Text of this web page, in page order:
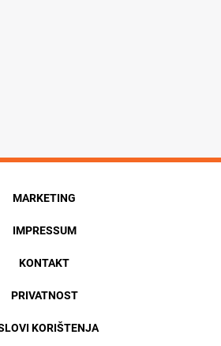
MARKETING
IMPRESSUM
KONTAKT
PRIVATNOST
KORIŠTENJA